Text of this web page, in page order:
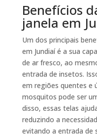
Benefícios
janela em
Um dos principais
em Jundiaí é a sua
de ar fresco, ao
entrada de insetos.
em regiões quentes e
mosquitos pode ser
disso, essas telas
reduzindo a
evitando a entrada de